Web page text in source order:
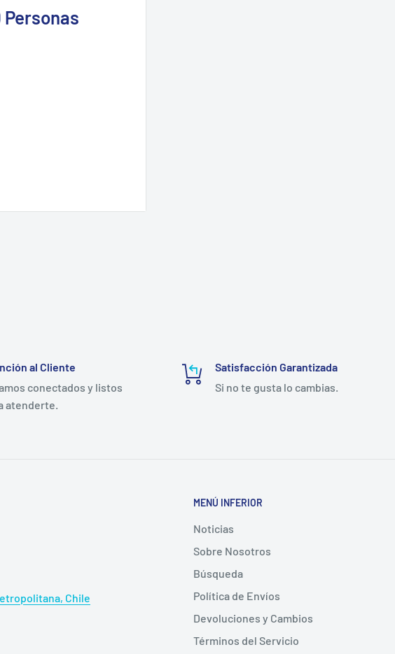
al Cliente
conectados y listos
atenderte.
Satisfacción Garantizada
Si no te gusta lo cambias.
Chile
MENÚ INFERIOR
Noticias
Sobre Nosotros
Búsqueda
Política de Envíos
Devoluciones y Cambios
Términos del Servicio